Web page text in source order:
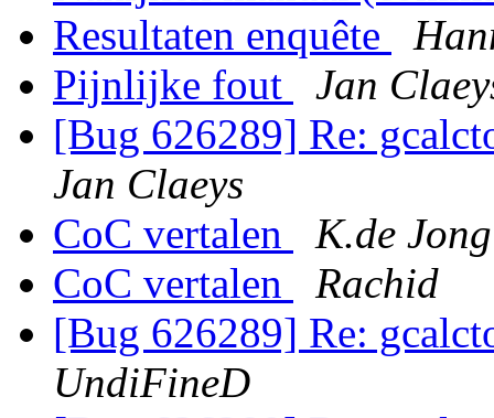
Resultaten enquête
Pijnlijke fout
Jan
[Bug 626289] Re:
Jan Claeys
CoC vertalen
K.de Jong
CoC vertalen
Rachid
[Bug 626289] Re:
UndiFineD